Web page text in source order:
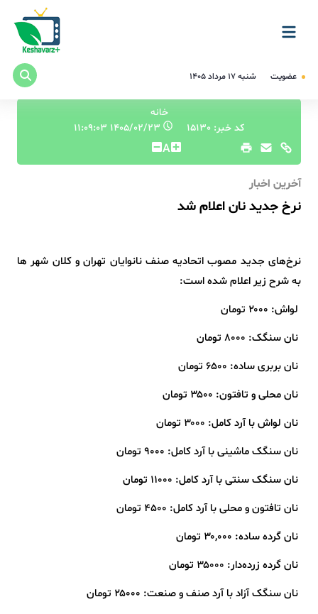
عضویت شنبه ۱۷ مرداد ۱۴۰۵
خانه
کد خبر: 15130
A
آخرین اخبار
نرخ جدید نان اعلام شد
نرخ‌های جدید مصوب اتحادیه صنف نانوایان تهران و کلان شهر ها
به شرح زیر اعلام شده است:
لواش: ۲۰۰۰ تومان
نان سنگک: ۸۰۰۰ تومان
نان بربری ساده: ۶۵۰۰ تومان
نان محلی و تافتون: ۳۵۰۰ تومان
نان لواش با آرد کامل: ۳۰۰۰ تومان
نان سنگک ماشینی با آرد کامل: ۹۰۰۰ تومان
نان سنگک سنتی با آرد کامل: ۱۱۰۰۰ تومان
نان تافتون و محلی با آرد کامل: ۴۵۰۰ تومان
نان گرده ساده: ۳۰,۰۰۰ تومان
نان گرده زرده‌دار: ۳۵۰۰۰ تومان
نان سنگک آزاد با آرد صنف و صنعت: ۲۵۰۰۰ تومان